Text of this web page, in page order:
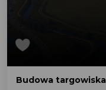
Budowa